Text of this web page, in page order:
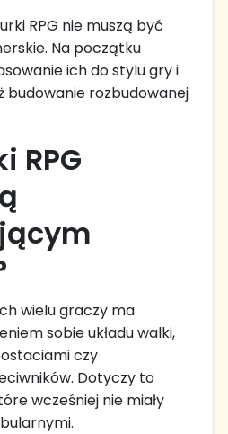
RPG nie muszą być
Na początku
ich do stylu gry i
budowanie rozbudowanej
RPG
wielu graczy ma
sobie układu walki,
czy
Dotyczy to
wcześniej nie miały